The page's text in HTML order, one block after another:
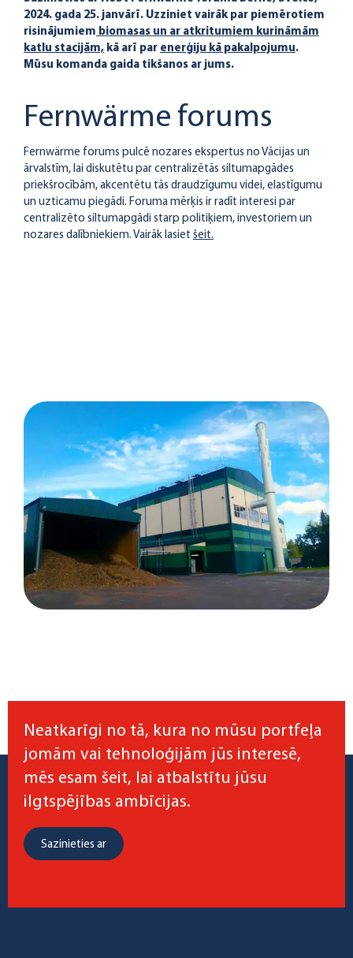
2024. gada 25. janvārī. Uzziniet vairāk par piemērotiem
risinājumiem biomasas un ar atkritumiem kurināmām
katlu stacijām, kā arī par enerģiju kā pakalpojumu.
Mūsu komanda gaida tikšanos ar jums.
Fernwärme forums
Fernwärme forums pulcē nozares ekspertus no Vācijas un
ārvalstīm, lai diskutētu par centralizētās siltumapgādes
priekšrocībām, akcentētu tās draudzīgumu videi, elastīgumu
un uzticamu piegādi. Foruma mērķis ir radīt interesi par
centralizēto siltumapgādi starp politiķiem, investoriem un
nozares dalībniekiem. Vairāk lasiet šeit.
Neatkarīgi no tā, kura no mūsu portfeļa
jomām vai tehnoloģijām jūs interesē,
mēs esam šeit, lai atbalstītu jūsu
ilgtspējības ambīcijas.
Sazinieties ar